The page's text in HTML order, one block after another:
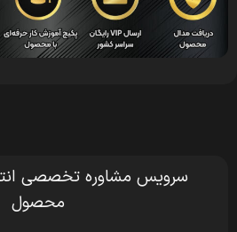
سرویس مشاوره تخصصی
محصول